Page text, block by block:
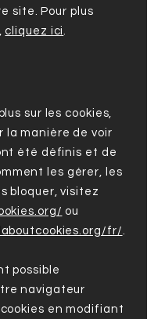
site. Pour plus
cliquez ici
sur les cookies,
la manière de voir
été définis et de
les gérer, les
bloquer, visitez
ou
fr/
possible
navigateur
en modifiant